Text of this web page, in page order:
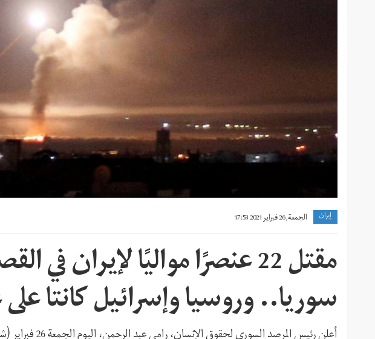
إيران الجمعة, 26 فبراير 2021 17:53
مقتل 22 عنصرًا مواليًا لإيران
سوريا.. وروسيا وإسرائيل كانتا